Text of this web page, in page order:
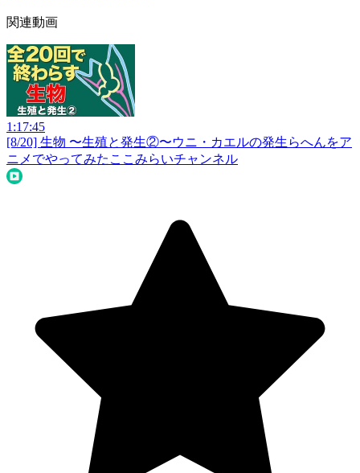
関連動画
1:17:45
[8/20] 生物 〜生殖と発生②〜ウニ・カエルの発生らへんをア
ニメでやってみた ここみらいチャンネル